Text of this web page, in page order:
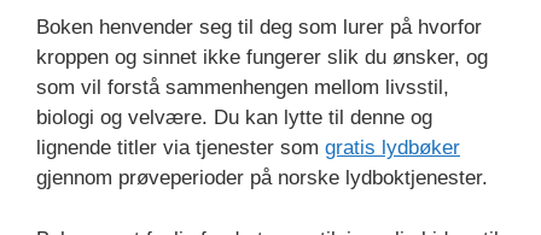
Boken henvender seg til deg som lurer på hvorfor
kroppen og sinnet ikke fungerer slik du ønsker, og
som vil forstå sammenhengen mellom livsstil,
biologi og velvære. Du kan lytte til denne og
lignende titler via tjenester som gratis lydbøker
gjennom prøveperioder på norske lydboktjenester.